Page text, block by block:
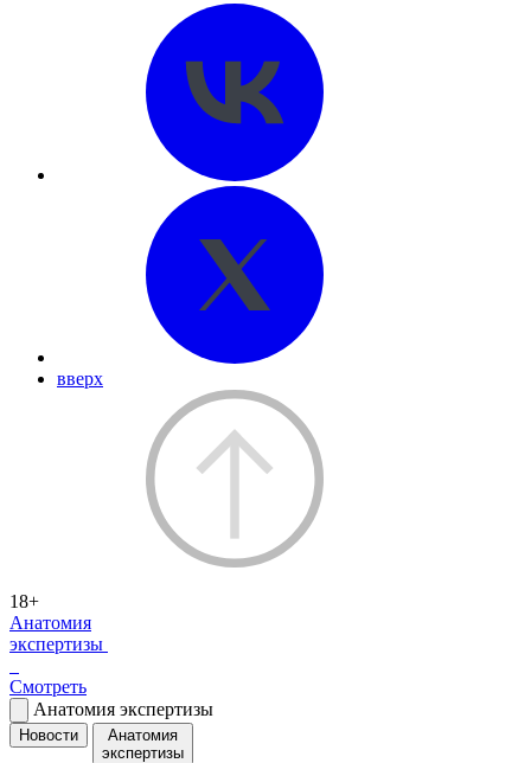
вверх
18+
Анатомия
экспертизы
Смотреть
Анатомия экспертизы
Новости
Анатомия
экспертизы